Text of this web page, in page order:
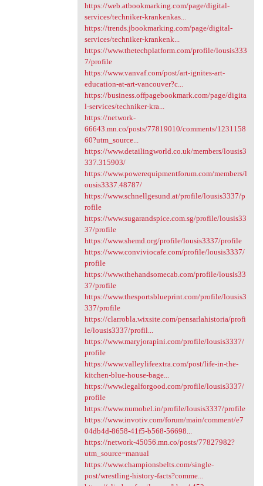
https://web.atbookmarking.com/page/digital-
services/techniker-krankenkas...
https://trends.jbookmarking.com/page/digital-
services/techniker-krankenk...
https://www.thetechplatform.com/profile/lousis333
7/profile
https://www.vanvaf.com/post/art-ignites-art-
education-at-art-vancouver?c...
https://business.offpagebookmark.com/page/digita
l-services/techniker-kra...
https://network-
66643.mn.co/posts/77819010/comments/1231158
60?utm_source...
https://www.detailingworld.co.uk/members/lousis3
337.315903/
https://www.powerequipmentforum.com/members/l
ousis3337.48787/
https://www.schnellgesund.at/profile/lousis3337/p
rofile
https://www.sugarandspice.com.sg/profile/lousis33
37/profile
https://www.shemd.org/profile/lousis3337/profile
https://www.conviviocafe.com/profile/lousis3337/
profile
https://www.thehandsomecab.com/profile/lousis33
37/profile
https://www.thesportsblueprint.com/profile/lousis3
337/profile
https://clarrobla.wixsite.com/pensarlahistoria/profi
le/lousis3337/profil...
https://www.maryjorapini.com/profile/lousis3337/
profile
https://www.valleylifeextra.com/post/life-in-the-
kitchen-blue-house-bage...
https://www.legalforgood.com/profile/lousis3337/
profile
https://www.numobel.in/profile/lousis3337/profile
https://www.invotiv.com/forum/main/comment/e7
04db4d-8658-41f5-b568-56698...
https://network-45056.mn.co/posts/77827982?
utm_source=manual
https://www.championsbelts.com/single-
post/wrestling-history-facts?comme...